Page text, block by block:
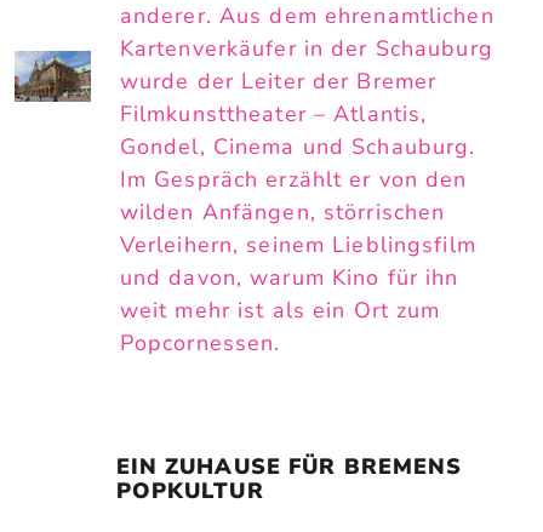
anderer. Aus dem ehrenamtlichen
Kartenverkäufer in der Schauburg
wurde der Leiter der Bremer
Filmkunsttheater – Atlantis,
Gondel, Cinema und Schauburg.
Im Gespräch erzählt er von den
wilden Anfängen, störrischen
Verleihern, seinem Lieblingsfilm
und davon, warum Kino für ihn
weit mehr ist als ein Ort zum
Popcornessen.
EIN ZUHAUSE FÜR BREMENS
POPKULTUR